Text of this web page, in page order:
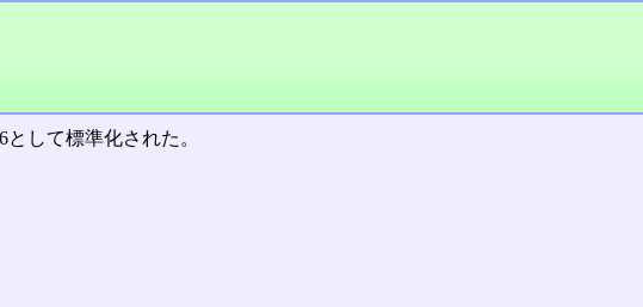
として標準化された。